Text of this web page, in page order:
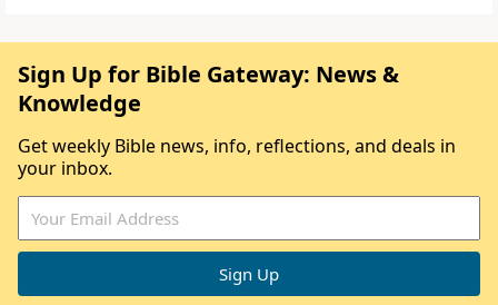
Sign Up for Bible Gateway: News &
Knowledge
Get weekly Bible news, info, reflections, and deals in
your inbox.